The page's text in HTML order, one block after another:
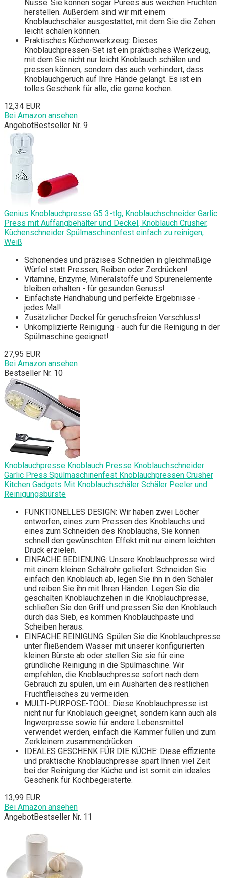
Nüsse. Sie können sogar Pürees aus weichen Früchten
herstellen. Außerdem sind wir mit einem
Knoblauchschäler ausgestattet, mit dem Sie die Zehen
leicht schälen können.
Praktisches Küchenwerkzeug: Dieses
Knoblauchpressen-Set ist ein praktisches Werkzeug,
mit dem Sie nicht nur leicht Knoblauch schälen und
pressen können, sondern das auch verhindert, dass
Knoblauchgeruch auf Ihre Hände gelangt. Es ist ein
tolles Geschenk für alle, die gerne kochen.
12,34 EUR
Bei Amazon ansehen
AngebotBestseller Nr. 9
Genius Knoblauchpresse G5 3-tlg, Knoblauchschneider Garlic
Press mit Auffangbehälter und Deckel, Knoblauch Crusher,
Küchenschneider Spülmaschinenfest einfach zu reinigen,
Weiß
Schonendes und präzises Schneiden in gleichmäßige
Würfel statt Pressen, Reiben oder Zerdrücken!
Vitamine, Enzyme, Mineralstoffe und Spurenelemente
bleiben erhalten - für gesunden Genuss!
Einfachste Handhabung und perfekte Ergebnisse -
jedes Mal!
Zusätzlicher Deckel für geruchsfreien Verschluss!
Unkomplizierte Reinigung - auch für die Reinigung in der
Spülmaschine geeignet!
27,95 EUR
Bei Amazon ansehen
Bestseller Nr. 10
Knoblauchpresse Knoblauch Presse Knoblauchschneider
Garlic Press Spülmaschinenfest Knoblauchpressen Crusher
Kitchen Gadgets Mit Knoblauchschäler Schäler Peeler und
Reinigungsbürste
FUNKTIONELLES DESIGN: Wir haben zwei Löcher
entworfen, eines zum Pressen des Knoblauchs und
eines zum Schneiden des Knoblauchs, Sie können
schnell den gewünschten Effekt mit nur einem leichten
Druck erzielen.
EINFACHE BEDIENUNG: Unsere Knoblauchpresse wird
mit einem kleinen Schälrohr geliefert. Schneiden Sie
einfach den Knoblauch ab, legen Sie ihn in den Schäler
und reiben Sie ihn mit Ihren Händen. Legen Sie die
geschälten Knoblauchzehen in die Knoblauchpresse,
schließen Sie den Griff und pressen Sie den Knoblauch
durch das Sieb, es kommen Knoblauchpaste und
Scheiben heraus.
EINFACHE REINIGUNG: Spülen Sie die Knoblauchpresse
unter fließendem Wasser mit unserer konfigurierten
kleinen Bürste ab oder stellen Sie sie für eine
gründliche Reinigung in die Spülmaschine. Wir
empfehlen, die Knoblauchpresse sofort nach dem
Gebrauch zu spülen, um ein Aushärten des restlichen
Fruchtfleisches zu vermeiden.
MULTI-PURPOSE-TOOL: Diese Knoblauchpresse ist
nicht nur für Knoblauch geeignet, sondern kann auch als
Ingwerpresse sowie für andere Lebensmittel
verwendet werden, einfach die Kammer füllen und zum
Zerkleinern zusammendrücken.
IDEALES GESCHENK FÜR DIE KÜCHE: Diese effiziente
und praktische Knoblauchpresse spart Ihnen viel Zeit
bei der Reinigung der Küche und ist somit ein ideales
Geschenk für Kochbegeisterte.
13,99 EUR
Bei Amazon ansehen
AngebotBestseller Nr. 11